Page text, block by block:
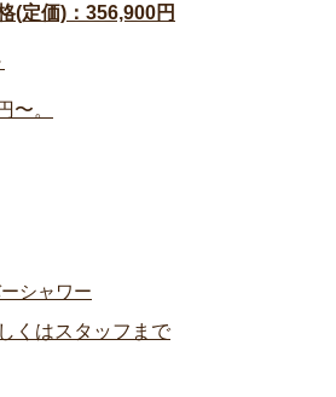
(定価)：356,900円
〜。
シャワー
くはスタッフまで